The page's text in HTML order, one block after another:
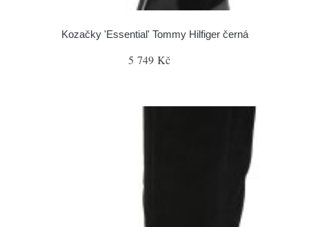
Kozačky 'Essential' Tommy Hilfiger černá
5 749 Kč